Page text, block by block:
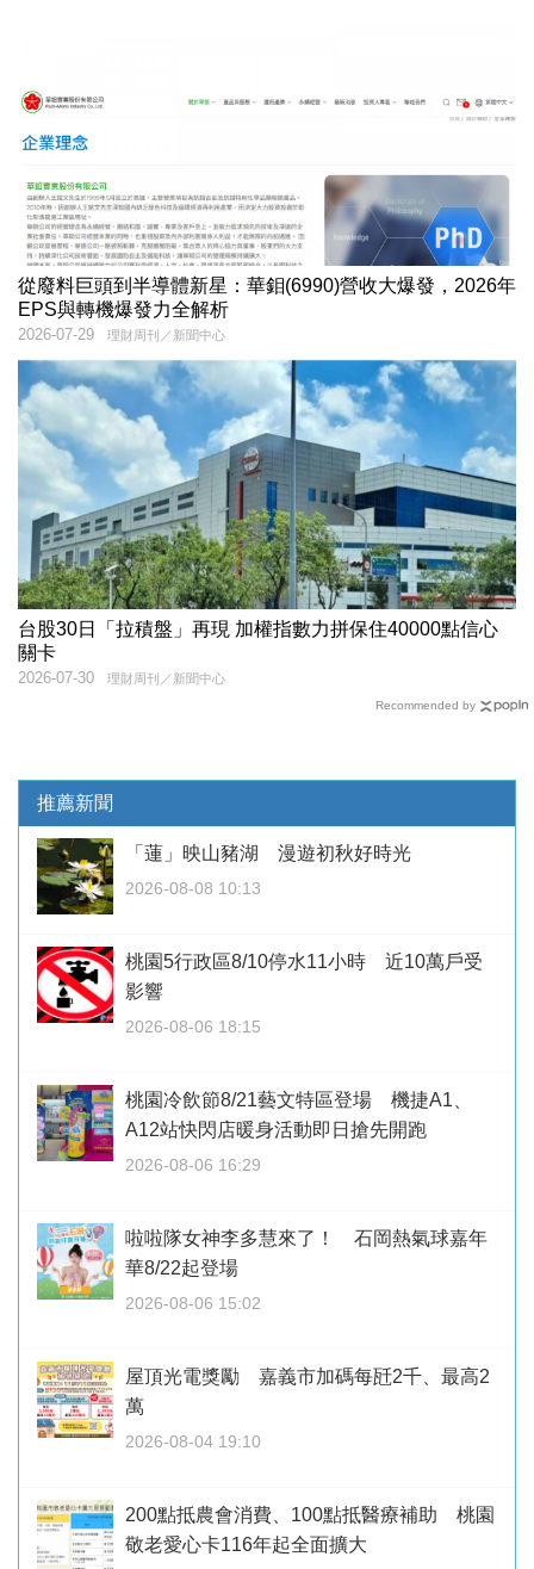
從廢料巨頭到半導體新星：華鉬(6990)營收大爆發，2026年
EPS與轉機爆發力全解析
理財周刊／新聞中心
2026-07-29
台股30日「拉積盤」再現 加權指數力拼保住40000點信心
關卡
理財周刊／新聞中心
2026-07-30
Recommended by
推薦新聞
「蓮」映山豬湖 漫遊初秋好時光
2026-08-08 10:13
桃園5行政區8/10停水11小時 近10萬戶受
影響
2026-08-06 18:15
桃園冷飲節8/21藝文特區登場 機捷A1、
A12站快閃店暖身活動即日搶先開跑
2026-08-06 16:29
啦啦隊女神李多慧來了！ 石岡熱氣球嘉年
華8/22起登場
2026-08-06 15:02
屋頂光電獎勵 嘉義市加碼每瓩2千、最高2
萬
2026-08-04 19:10
200點抵農會消費、100點抵醫療補助 桃園
敬老愛心卡116年起全面擴大